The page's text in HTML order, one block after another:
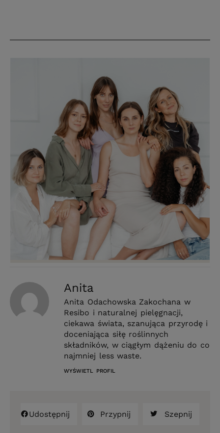
Anita
Anita Odachowska Zakochana w
Resibo i naturalnej pielęgnacji,
ciekawa świata, szanująca przyrodę i
doceniająca siłę roślinnych
składników, w ciągłym dążeniu do co
najmniej less waste.
WYŚWIETL PROFIL
Udostępnij Przypnij Szepnij